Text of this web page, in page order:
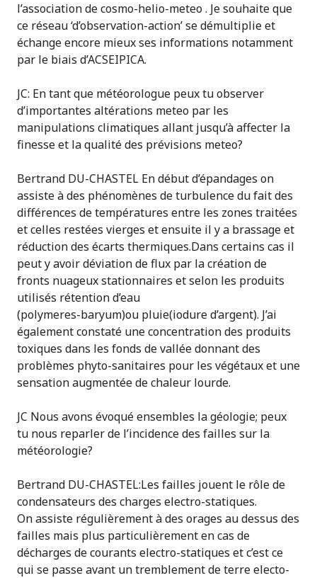
l’association de cosmo-helio-meteo . Je souhaite que
ce réseau ‘d’observation-action’ se démultiplie et
échange encore mieux ses informations notamment
par le biais d’ACSEIPICA.
JC: En tant que météorologue peux tu observer
d’importantes altérations meteo par les
manipulations climatiques allant jusqu’à affecter la
finesse et la qualité des prévisions meteo?
Bertrand DU-CHASTEL En début d’épandages on
assiste à des phénomènes de turbulence du fait des
différences de températures entre les zones traitées
et celles restées vierges et ensuite il y a brassage et
réduction des écarts thermiques.Dans certains cas il
peut y avoir déviation de flux par la création de
fronts nuageux stationnaires et selon les produits
utilisés rétention d’eau
(polymeres-baryum)ou pluie(iodure d’argent). J’ai
également constaté une concentration des produits
toxiques dans les fonds de vallée donnant des
problèmes phyto-sanitaires pour les végétaux et une
sensation augmentée de chaleur lourde.
JC Nous avons évoqué ensembles la géologie; peux
tu nous reparler de l’incidence des failles sur la
météorologie?
Bertrand DU-CHASTEL:Les failles jouent le rôle de
condensateurs des charges electro-statiques.
On assiste régulièrement à des orages au dessus des
failles mais plus particulièrement en cas de
décharges de courants electro-statiques et c’est ce
qui se passe avant un tremblement de terre electo-